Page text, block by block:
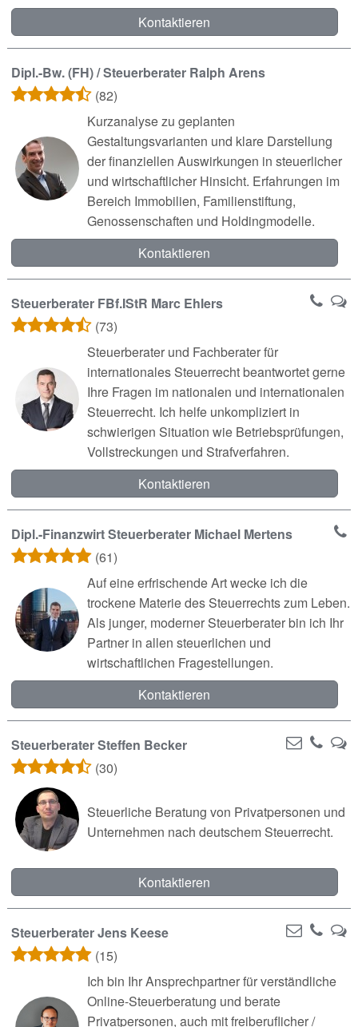
Kontaktieren
Dipl.-Bw. (FH) / Steuerberater Ralph Arens
(82)
Kurzanalyse zu geplanten
Gestaltungsvarianten und klare Darstellung
der finanziellen Auswirkungen in steuerlicher
und wirtschaftlicher Hinsicht. Erfahrungen im
Bereich Immobilien, Familienstiftung,
Genossenschaften und Holdingmodelle.
Kontaktieren
Steuerberater FBf.IStR Marc Ehlers
(73)
Steuerberater und Fachberater für
internationales Steuerrecht beantwortet gerne
Ihre Fragen im nationalen und internationalen
Steuerrecht. Ich helfe unkompliziert in
schwierigen Situation wie Betriebsprüfungen,
Vollstreckungen und Strafverfahren.
Kontaktieren
Dipl.-Finanzwirt Steuerberater Michael Mertens
(61)
Auf eine erfrischende Art wecke ich die
trockene Materie des Steuerrechts zum Leben.
Als junger, moderner Steuerberater bin ich Ihr
Partner in allen steuerlichen und
wirtschaftlichen Fragestellungen.
Kontaktieren
Steuerberater Steffen Becker
(30)
Steuerliche Beratung von Privatpersonen und
Unternehmen nach deutschem Steuerrecht.
Kontaktieren
Steuerberater Jens Keese
(15)
Ich bin Ihr Ansprechpartner für verständliche
Online-Steuerberatung und berate
Privatpersonen, auch mit freiberuflicher /